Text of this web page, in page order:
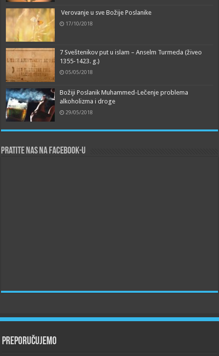
Verovanje u sve Božije Poslanike
17/10/2018
7 Sveštenikov put u islam – Anselm Turmeda (živeo
1355-1423. g.)
05/05/2018
Božiji Poslanik Muhammed-Lečenje problema
alkoholizma i droge
29/05/2018
Pratite nas na Facebook-u
Preporučujemo